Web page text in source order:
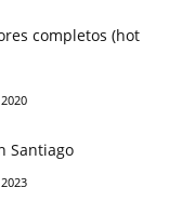
completos (hot
Santiago